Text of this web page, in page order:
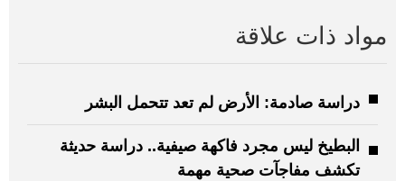
مواد ذات علاقة
دراسة صادمة: الأرض لم تعد تتحمل البشر
البطيخ ليس مجرد فاكهة صيفية.. دراسة حديثة
تكشف مفاجآت صحية مهمة